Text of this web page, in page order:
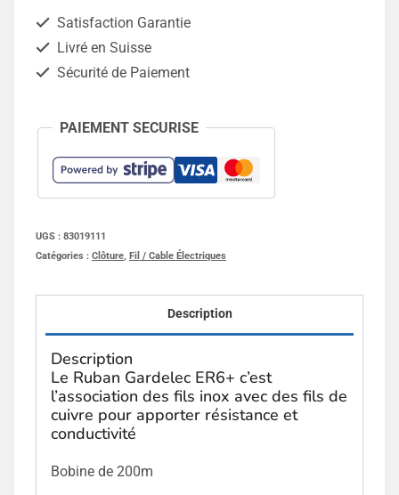
-
Satisfaction Garantie
Livré en Suisse
Sécurité de Paiement
PAIEMENT SECURISE
UGS : 83019111
Catégories : Clôture Fil / Cable Électriques
Description
Description
Le Ruban Gardelec ER6+ c’est
l’association des fils inox avec des fils de
cuivre pour apporter résistance et
conductivité
Bobine de 200m